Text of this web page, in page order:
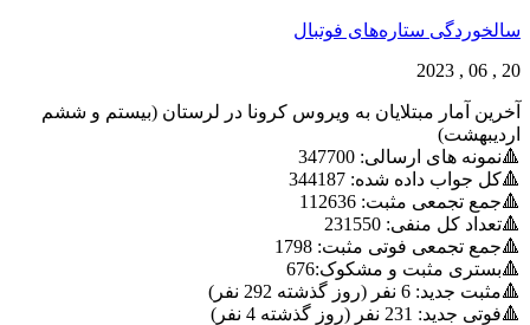
سالخوردگی ستاره‌های فوتبال
20 , 06 , 2023
آخرین آمار مبتلایان به ویروس کرونا در لرستان (بیستم و ششم
اردیبهشت)
🔺نمونه های ارسالی: 347700
🔺کل جواب داده شده: 344187
🔺جمع تجمعی مثبت: 112636
🔺تعداد کل منفی: 231550
🔺جمع تجمعی فوتی مثبت: 1798
🔺بستری مثبت و مشکوک:676
🔺مثبت جدید: 6 نفر (روز گذشته 292 نفر)
🔺فوتی جدید: 231 نفر (روز گذشته 4 نفر)